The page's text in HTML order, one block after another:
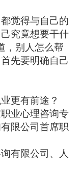
觉得与自己的
究竟想要干什
，别人怎么帮
先要明确自己
更有前途？
业心理咨询专
限公司首席职
有限公司、人